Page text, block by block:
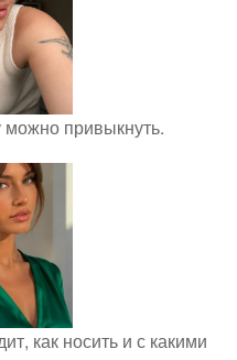
привыкнуть.
как носить и с какими